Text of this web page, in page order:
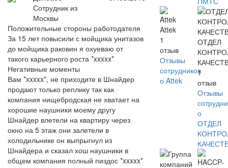
Сотрудник из
Москвы
Положительные стороны работодателя
За 15 лет повысили с мойщика унитазов
до мойщика раковин я охуеваю от
такого карьерного роста *xxxxx*
Негативные моменты
Вам *xxxxx*, не приходите в Шнайдер
продают только реплику так как
компания нищебродская не хватает на
хорошие наушники моему другу
Шнайдер влетели на квартиру через
окно на 5 этаж они залетели в
холодильнике он выпрыгнул из
Шнайдера и сказал хош наушники в
общем компания полный пиздос *xxxxx*
Attek
1
отзыв
Отзывы
сотрудников
о Attek
ОТДЕЛ
1
отзыв
Отзывы
о
ОТДЕЛ